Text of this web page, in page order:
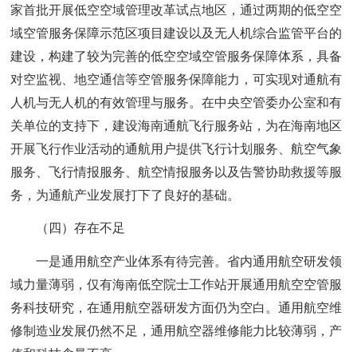
家首批开展低空空域管理改革试点地区，通过两期的低空空
域空管服务保障示范区项目建设以及无人机综合监管平台的
建设，构建了较为完善的低空空域空管服务保障体系，具备
对空监视、地空通信等空管服务保障能力，可实现对通航有
人机与无人机的有效管理与服务。在中央空管委办公室和有
关单位的支持下，建设海南通航飞行服务站，为在海南地区
开展飞行作业活动的通航用户提供飞行计划服务、航空气象
服务、飞行情报服务、航空情报服务以及告警协助救援等服
务，为通航产业发展打下了良好的基础。
（四）存在不足
一是通用航空产业体系有待完善。省内通用航空研发领
域力量薄弱，仅有海南低空院士工作站开展通用航空空管服
务科技研究，在通用航空器研发方面仍为空白。通用航空维
修制造业发展仍然不足，通用航空器维修能力比较薄弱，产